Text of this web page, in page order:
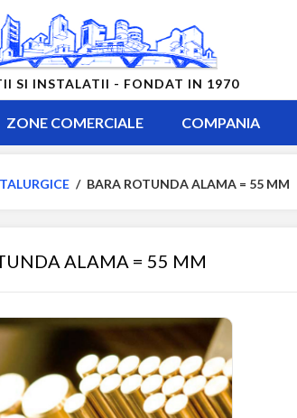
SI INSTALATII - FONDAT IN 1970
ZONE COMERCIALE COMPANIA
/ BARA ROTUNDA ALAMA = 55 MM
ALAMA = 55 MM